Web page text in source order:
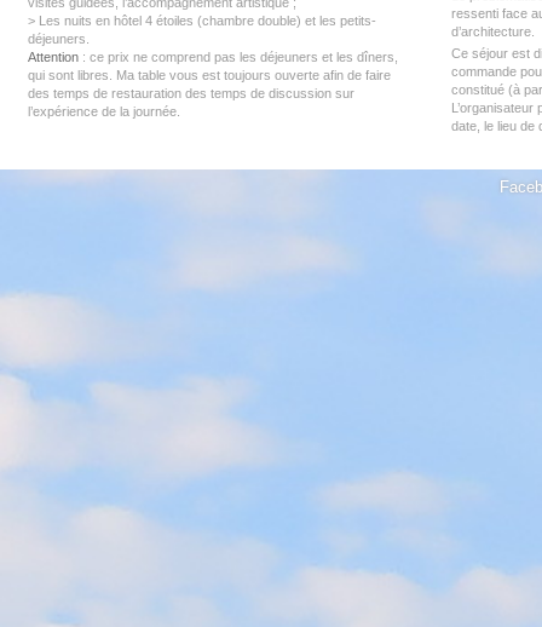
> Les nuits en hôtel 4 étoiles (chambre double) et les petits-
déjeuners.
Attention : ce prix ne comprend pas les déjeuners et les dîners,
qui sont libres. Ma table vous est toujours ouverte afin de faire
des temps de restauration des temps de discussion sur
l’expérience de la journée.
ressenti face
d’architecture.
Ce séjour est
commande
constitué (à
L’organisateur
date, le lieu